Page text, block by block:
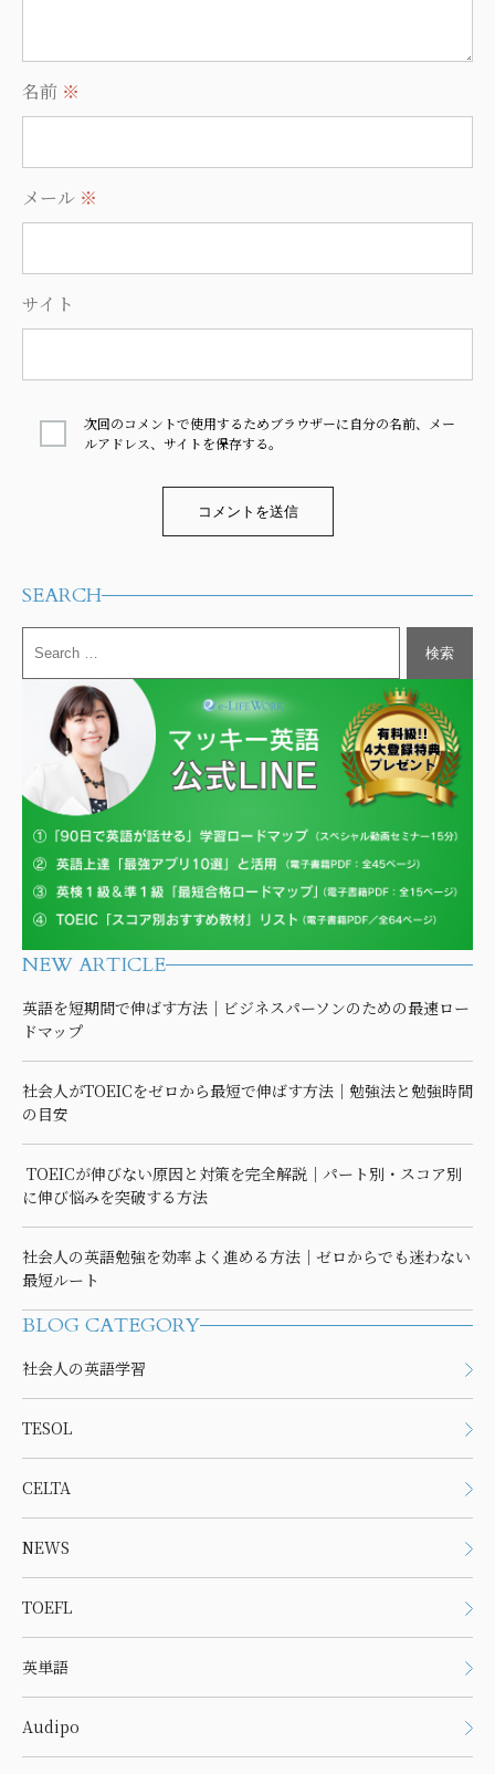
名前 ※
メール ※
サイト
次回のコメントで使用するためブラウザーに自分の名前、メー
ルアドレス、サイトを保存する。
SEARCH
NEW ARTICLE
英語を短期間で伸ばす方法｜ビジネスパーソンのための最速ロー
ドマップ
社会人がTOEICをゼロから最短で伸ばす方法｜勉強法と勉強時間
の目安
TOEICが伸びない原因と対策を完全解説｜パート別・スコア別
に伸び悩みを突破する方法
社会人の英語勉強を効率よく進める方法｜ゼロからでも迷わない
最短ルート
BLOG CATEGORY
社会人の英語学習
TESOL
CELTA
NEWS
TOEFL
英単語
Audipo